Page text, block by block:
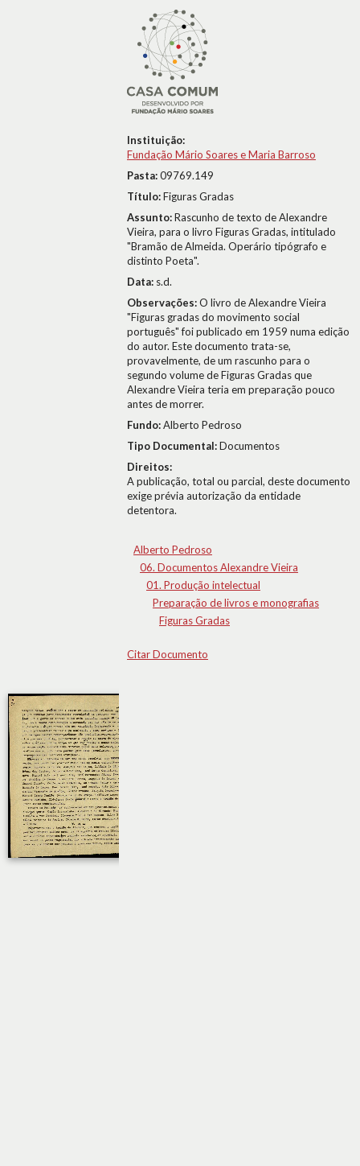
Instituição:
Fundação Mário Soares e Maria Barroso
Pasta:09769.149
Título:Figuras Gradas
Assunto:Rascunho de texto de Alexandre
Vieira, para o livro Figuras Gradas, intitulado
"Bramão de Almeida. Operário tipógrafo e
distinto Poeta".
Data: s.d.
Observações:O livro de Alexandre Vieira
"Figuras gradas do movimento social
português" foi publicado em 1959 numa edição
do autor. Este documento trata-se,
provavelmente, de um rascunho para o
segundo volume de Figuras Gradas que
Alexandre Vieira teria em preparação pouco
antes de morrer.
Fundo:Alberto Pedroso
Tipo Documental:Documentos
Direitos:
A publicação, total ou parcial, deste documento
exige prévia autorização da entidade
detentora.
Alberto Pedroso
06. Documentos Alexandre Vieira
01. Produção intelectual
Preparação de livros e monografias
Figuras Gradas
Citar Documento